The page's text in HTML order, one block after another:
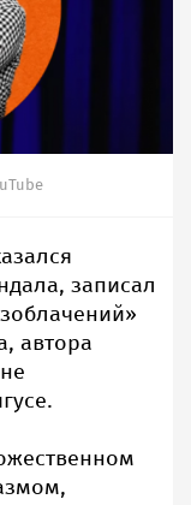
записал
автора